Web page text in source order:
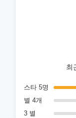
최
스타 5명
별 4개
3 별